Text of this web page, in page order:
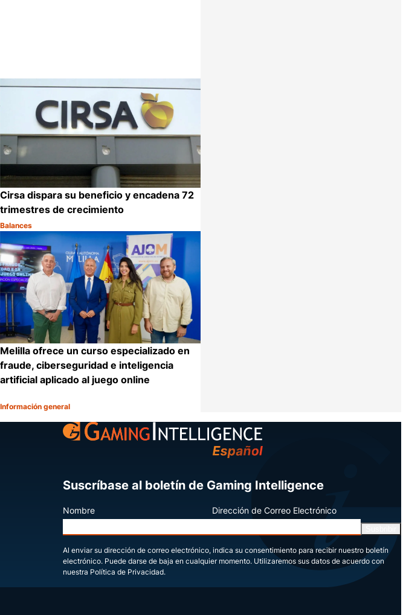
Compartir
Cirsa dispara su beneficio y encadena 72
trimestres de crecimiento
Categoría:
Balances
Melilla ofrece un curso especializado en
fraude, ciberseguridad e inteligencia
artificial aplicado al juego online
Categoría:
Información general
Suscríbase al boletín de Gaming Intelligence
Nombre Dirección de Correo Electrónico
Al enviar su dirección de correo electrónico, indica su consentimiento para recibir nuestro boletín
electrónico. Puede darse de baja en cualquier momento. Utilizaremos sus datos de acuerdo con
nuestra Política de Privacidad.